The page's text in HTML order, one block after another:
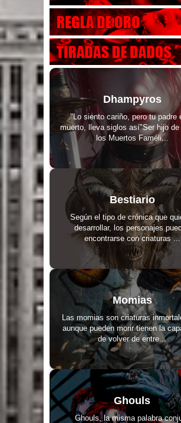
Dhampyros
"Lo siento cariño, pero tu padre
muerto, lleva siglos así"Ser hijo de
los Muertos Faméli...
Bestiario
Según el tipo de crónica que
desarrollar, los personajes
encontrarse con criaturas ...
Momias
Las momias son criaturas
aunque pueden morir tienen la
de volver de entre...
Ghouls
Ghouls, la misma palabra